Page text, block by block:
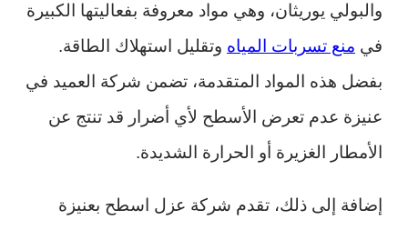
والبولي يوريثان، وهي مواد معروفة بفعاليتها الكبيرة
في منع تسربات المياه وتقليل استهلاك الطاقة.
بفضل هذه المواد المتقدمة، تضمن شركة العميد في
عنيزة عدم تعرض الأسطح لأي أضرار قد تنتج عن
الأمطار الغزيرة أو الحرارة الشديدة.
إضافة إلى ذلك، تقدم شركة عزل اسطح بعنيزة